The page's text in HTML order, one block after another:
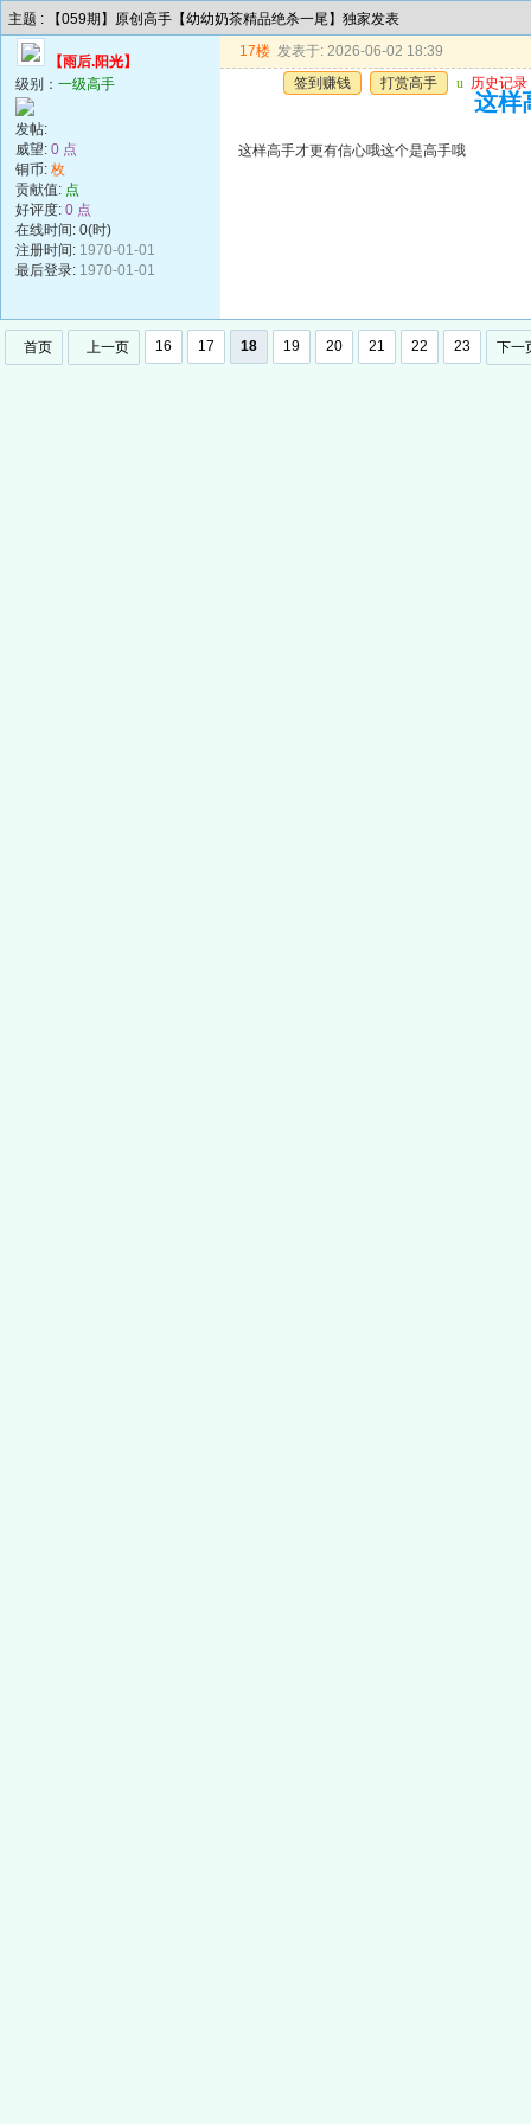
主题 : 【059期】原创高手【幼幼奶茶精品绝杀一尾】独家发表
【雨后.阳光】
级别： 一级高手
发帖:
威望: 0 点
铜币: 枚
贡献值: 点
好评度: 0 点
在线时间: 0(时)
注册时间: 1970-01-01
最后登录: 1970-01-01
17楼 发表于: 2026-06-02 18:39
签到赚钱
打赏高手 u 历史记录
这样
这样高手才更有信心哦这个是高手哦
首页 上一页 16 17 18 19 20 21 22 23 下一